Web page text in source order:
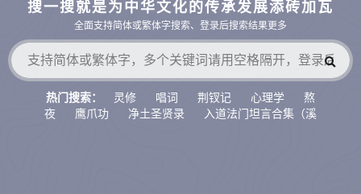
搜一搜就是为中华文化的传承发展添砖加瓦
全面支持简体或繁体字搜索、登录后搜索结果更多
热门搜索： 灵修 唱词 荆钗记 心理学
熬
夜
鹰爪功 净土圣贤录
入道法门坦言合集（溪